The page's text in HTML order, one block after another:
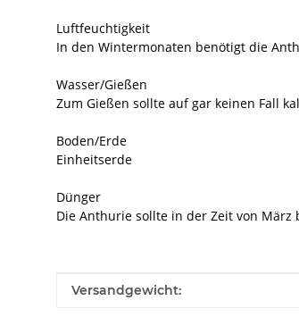
Luftfeuchtigkeit
In den Wintermonaten benötigt die
Wasser/Gießen
Zum Gießen sollte auf gar keinen Fall
Boden/Erde
Einheitserde
Dünger
Die Anthurie sollte in der Zeit von
Produkteigenschaft
Wert
Versandgewicht: